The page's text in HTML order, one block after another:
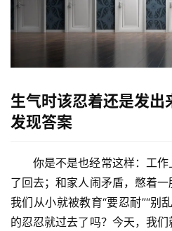
生气时该忍着还是发出
发现答案
你是不是也经常这样：工
了回去；和家人闹矛盾，憋着一
我们从小就被教育“要忍耐”“别
的忍忍就过去了吗？今天，我